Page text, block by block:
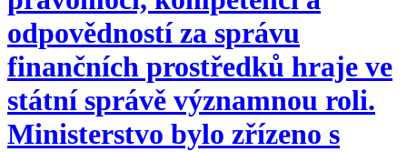
odpovědností za správu
finančních prostředků hraje ve
státní správě významnou roli.
Ministerstvo bylo zřízeno s